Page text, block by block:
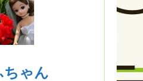
ちゃん